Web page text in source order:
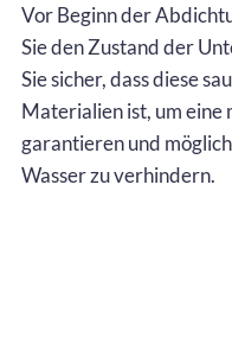
Vor Beginn der
Sie den Zustand der
Sie sicher, dass diese
Materialien ist, um eine
garantieren und
Wasser zu verhindern.